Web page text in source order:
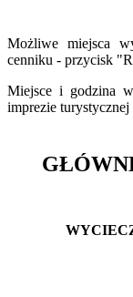
Możliwe miejsca
cenniku - przycisk
Miejsce i godzina
imprezie